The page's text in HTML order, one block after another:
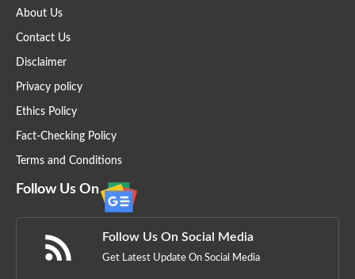
About Us
Contact Us
Disclaimer
Privacy policy
Ethics Policy
Fact-Checking Policy
Terms and Conditions
Follow Us On
Follow Us On Social Media
Get Latest Update On Social Media